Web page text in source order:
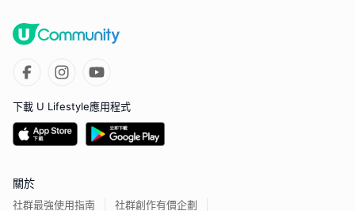
下載 U Lifestyle應用程式
關於
社群最強使用指南 社群創作有價企劃